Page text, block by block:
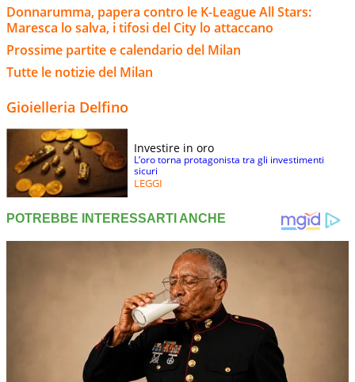
Donnarumma, papera contro le K-League All Stars:
Maresca lo salva, i tifosi del City lo attaccano
Prossime partite e calendario del Milan
Tutte le notizie del Milan
Gioielleria Delfino
Investire in oro
L’oro torna protagonista tra gli investimenti
sicuri
LEGGI